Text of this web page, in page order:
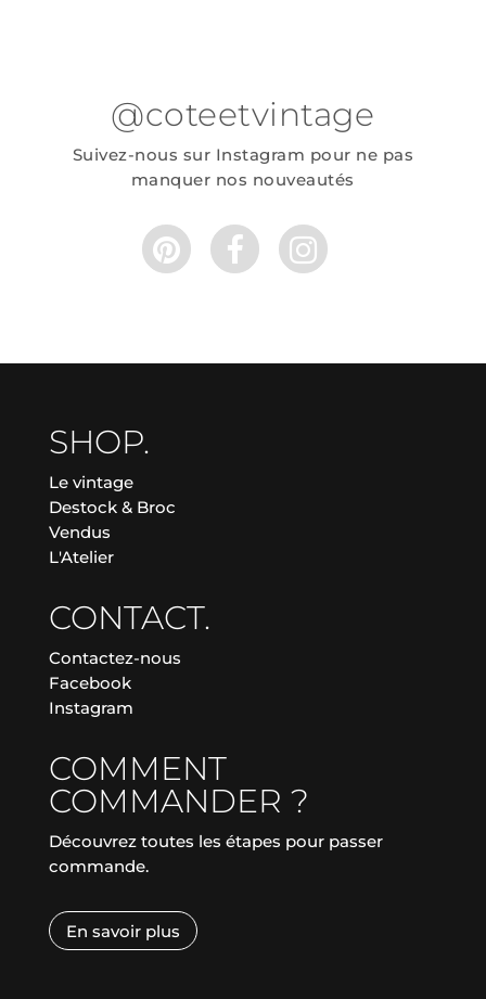
@coteetvintage
Suivez-nous sur Instagram pour ne pas
manquer nos nouveautés
SHOP.
Le vintage
Destock & Broc
Vendus
L'Atelier
CONTACT.
Contactez-nous
Facebook
Instagram
COMMENT
COMMANDER ?
Découvrez toutes les étapes pour passer
commande.
En savoir plus